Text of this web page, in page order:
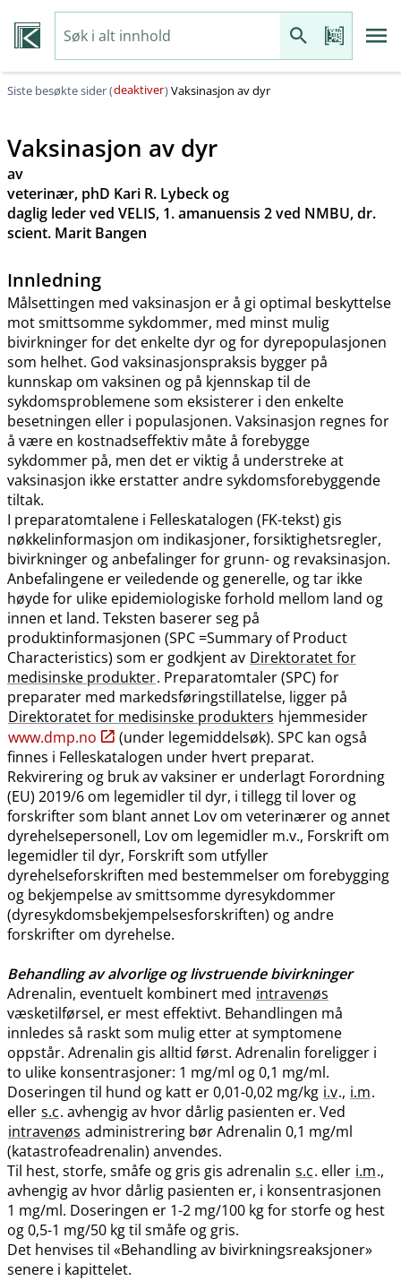
Siste besøkte sider (deaktiver)Vaksinasjon av dyr
Vaksinasjon av dyr
av
veterinær, phD Kari R. Lybeck og
daglig leder ved VELIS, 1. amanuensis 2 ved NMBU, dr.
scient. Marit Bangen
Innledning
Målsettingen med vaksinasjon er å gi optimal beskyttelse
mot smittsomme sykdommer, med minst mulig
bivirkninger for det enkelte dyr og for dyrepopulasjonen
som helhet. God vaksinasjonspraksis bygger på
kunnskap om vaksinen og på kjennskap til de
sykdomsproblemene som eksisterer i den enkelte
besetningen eller i populasjonen. Vaksinasjon regnes for
å være en kostnadseffektiv måte å forebygge
sykdommer på, men det er viktig å understreke at
vaksinasjon ikke erstatter andre sykdomsforebyggende
tiltak.
I preparatomtalene i Felleskatalogen (FK-tekst) gis
nøkkelinformasjon om indikasjoner, forsiktighetsregler,
bivirkninger og anbefalinger for grunn- og revaksinasjon.
Anbefalingene er veiledende og generelle, og tar ikke
høyde for ulike epidemiologiske forhold mellom land og
innen et land. Teksten baserer seg på
produktinformasjonen (SPC =Summary of Product
Characteristics) som er godkjent av Direktoratet for
medisinske produkter. Preparatomtaler (SPC) for
preparater med markedsføringstillatelse, ligger på
Direktoratet for medisinske produkters hjemmesider
www.dmp.no
(under legemiddelsøk). SPC kan også
finnes i Felleskatalogen under hvert preparat.
Rekvirering og bruk av vaksiner er underlagt Forordning
(EU) 2019/6 om legemidler til dyr, i tillegg til lover og
forskrifter som blant annet Lov om veterinærer og annet
dyrehelsepersonell, Lov om legemidler m.v., Forskrift om
legemidler til dyr, Forskrift som utfyller
dyrehelseforskriften med bestemmelser om forebygging
og bekjempelse av smittsomme dyresykdommer
(dyresykdomsbekjempelsesforskriften) og andre
forskrifter om dyrehelse.
Behandling av alvorlige og livstruende bivirkninger
Adrenalin, eventuelt kombinert med intravenøs
væsketilførsel, er mest effektivt. Behandlingen må
innledes så raskt som mulig etter at symptomene
oppstår. Adrenalin gis alltid først. Adrenalin foreligger i
to ulike konsentrasjoner: 1 mg/ml og 0,1 mg​/​ml.
Doseringen til hund og katt er 0,01-0,02 mg/kg i.v., i.m.
eller s.c. avhengig av hvor dårlig pasienten er. Ved
intravenøs administrering bør Adrenalin 0,1 mg/ml
(katastrofeadrenalin) anvendes.
Til hest, storfe, småfe og gris gis adrenalin s.c. eller i.m.,
avhengig av hvor dårlig pasienten er, i konsentrasjonen
1 mg​/​ml. Doseringen er 1-2 mg/100 kg for storfe og hest
og 0,5-1 mg/50 kg til småfe og gris.
Det henvises til «Behandling av bivirkningsreaksjoner»
senere i kapittelet.